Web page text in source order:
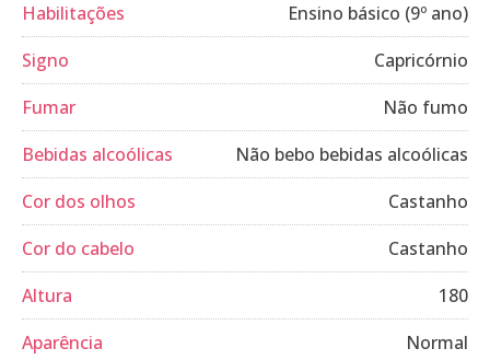
Habilitações
Ensino básico (9º ano)
Signo
Capricórnio
Fumar
Não fumo
Bebidas alcoólicas
Não bebo bebidas alcoólicas
Cor dos olhos
Castanho
Cor do cabelo
Castanho
Altura
180
Aparência
Normal